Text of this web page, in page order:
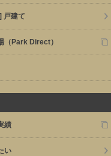
戸建て
（Park Direct）
績
い